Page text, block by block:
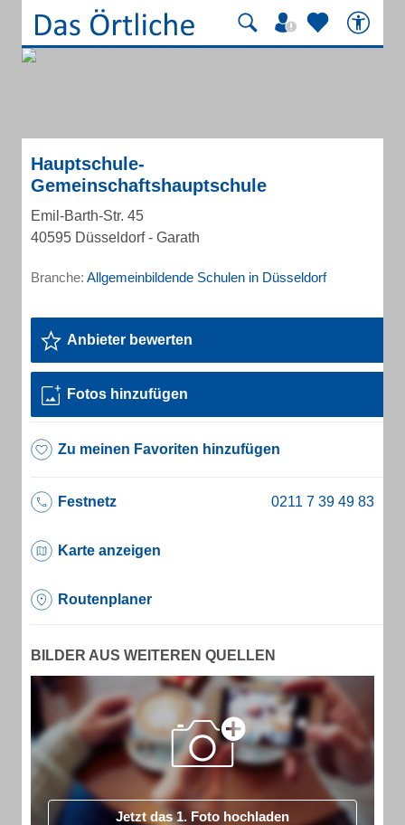
Hauptschule-
Gemeinschaftshauptschule
Emil-Barth-Str. 45
40595 Düsseldorf - Garath
Branche: Allgemeinbildende Schulen in Düsseldorf
Anbieter bewerten
Fotos hinzufügen
Zu meinen Favoriten hinzufügen
Festnetz
Karte anzeigen
Routenplaner
BILDER AUS WEITEREN QUELLEN
Jetzt das 1. Foto hochladen